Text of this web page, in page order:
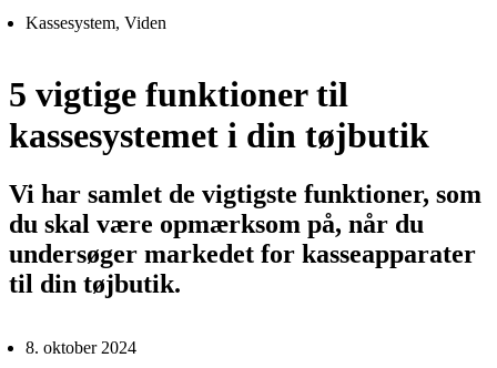
Kassesystem, Viden
5 vigtige funktioner til
kassesystemet i din tøjbutik
Vi har samlet de vigtigste funktioner, som
du skal være opmærksom på, når du
undersøger markedet for kasseapparater
til din tøjbutik.
8. oktober 2024